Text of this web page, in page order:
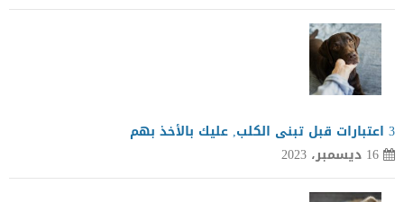
3 اعتبارات قبل تبنى الكلب, عليك بالأخذ بهم
16 ديسمبر، 2023